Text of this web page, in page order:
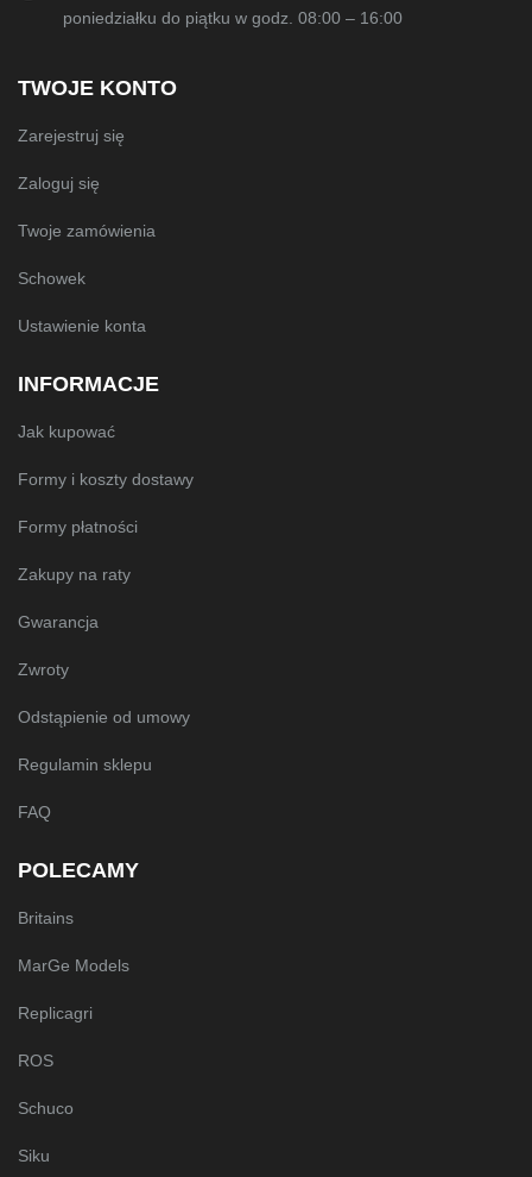
poniedziałku do piątku w godz. 08:00 – 16:00
TWOJE KONTO
Zarejestruj się
Zaloguj się
Twoje zamówienia
Schowek
Ustawienie konta
INFORMACJE
Jak kupować
Formy i koszty dostawy
Formy płatności
Zakupy na raty
Gwarancja
Zwroty
Odstąpienie od umowy
Regulamin sklepu
FAQ
POLECAMY
Britains
MarGe Models
Replicagri
ROS
Schuco
Siku